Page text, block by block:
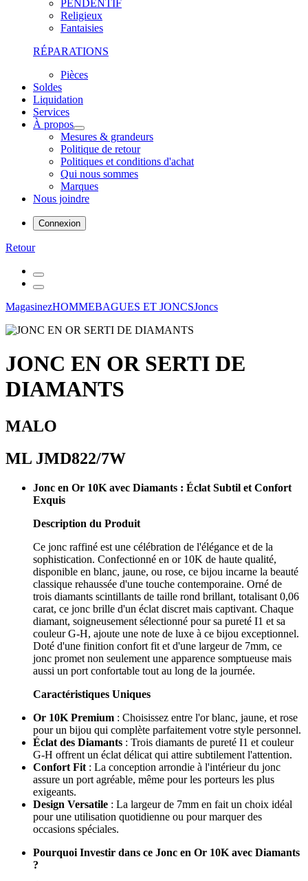
PENDENTIF
Religieux
Fantaisies
RÉPARATIONS
Pièces
Soldes
Liquidation
Services
À propos
Mesures & grandeurs
Politique de retour
Politiques et conditions d'achat
Qui nous sommes
Marques
Nous joindre
Connexion
Retour
MagasinezHOMMEBAGUES ET JONCSJoncs
JONC EN OR SERTI DE
DIAMANTS
MALO
ML JMD822/7W
Jonc en Or 10K avec Diamants : Éclat Subtil et Confort
Exquis
Description du Produit
Ce jonc raffiné est une célébration de l'élégance et de la
sophistication. Confectionné en or 10K de haute qualité,
disponible en blanc, jaune, ou rose, ce bijou incarne la beauté
classique rehaussée d'une touche contemporaine. Orné de
trois diamants scintillants de taille rond brillant, totalisant 0,06
carat, ce jonc brille d'un éclat discret mais captivant. Chaque
diamant, soigneusement sélectionné pour sa pureté I1 et sa
couleur G-H, ajoute une note de luxe à ce bijou exceptionnel.
Doté d'une finition confort fit et d'une largeur de 7mm, ce
jonc promet non seulement une apparence somptueuse mais
aussi un port confortable tout au long de la journée.
Caractéristiques Uniques
Or 10K Premium : Choisissez entre l'or blanc, jaune, et rose
pour un bijou qui complète parfaitement votre style personnel.
Éclat des Diamants : Trois diamants de pureté I1 et couleur
G-H offrent un éclat délicat qui attire subtilement l'attention.
Confort Fit : La conception arrondie à l'intérieur du jonc
assure un port agréable, même pour les porteurs les plus
exigeants.
Design Versatile : La largeur de 7mm en fait un choix idéal
pour une utilisation quotidienne ou pour marquer des
occasions spéciales.
Pourquoi Investir dans ce Jonc en Or 10K avec Diamants
?